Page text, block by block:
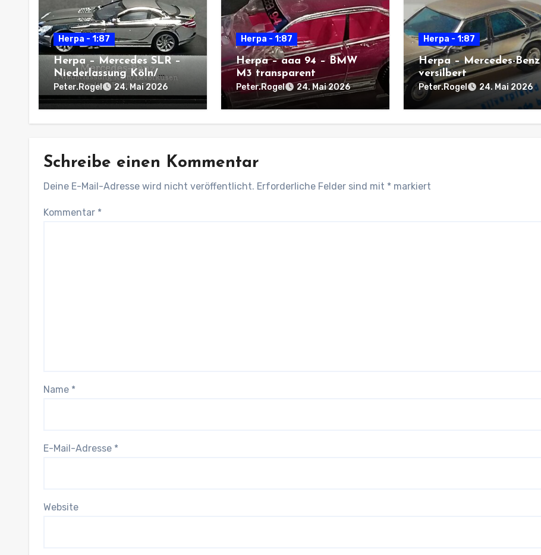
Herpa - 1:87
Herpa – Mercedes SLR –
Niederlassung Köln/
Leverkusen
Peter.Rogel 24. Mai 2026
Herpa - 1:87
Herpa – aaa 94 – BMW
M3 transparent
Peter.Rogel 24. Mai 2026
Herpa - 1:87
Herpa – Mercedes-Benz
versilbert
Peter.Rogel 24. Mai 2026
Schreibe einen Kommentar
Deine E-Mail-Adresse wird nicht veröffentlicht. Erforderliche Felder sind mit * markiert
Kommentar *
Name *
E-Mail-Adresse *
Website